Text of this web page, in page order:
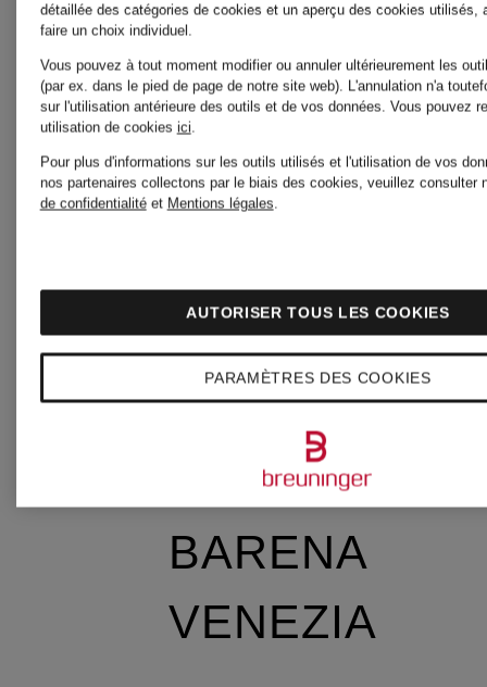
BARBA
NAPOLI
Barbour
BARBOUR
bareMinerals
BARENA
VENEZIA
détaillée des catégories de cookies et un aperçu des cookies utilisés,
faire un choix individuel.
Vous pouvez à tout moment modifier ou annuler ultérieurement les
(par ex. dans le pied de page de notre site web). L'annulation n'a
sur l'utilisation antérieure des outils et de vos données. Vous pouvez
utilisation de cookies ici.
Pour plus d'informations sur les outils utilisés et l'utilisation de vos
nos partenaires collectons par le biais des cookies, veuillez consulter
de confidentialitéet Mentions légales.
PARAMÈTRES DES COOKIES
AUTORISER TOUS LES COOKIES